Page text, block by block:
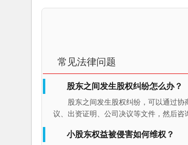
常见法律问题
股东之间发生股权纠纷怎么办？
股东之间发生股权纠纷，可以通过
议、出资证明、公司决议等文件，然后咨
小股东权益被侵害如何维权？